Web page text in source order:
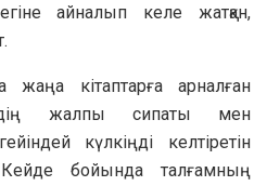
айналып келе жатқан,
жаңа кітаптарға арналған
жалпы сипаты мен
күлкіңді келтіретін
бойында талғамның